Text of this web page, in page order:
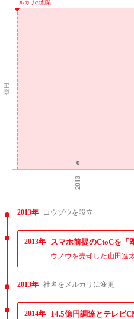
2013年 コウゾウを設立
2013年 スマホ前提のCtoCを「
ウノウを売却した山田進
2013年 社名をメルカリに変更
2014年 14.5億円調達とテレビ